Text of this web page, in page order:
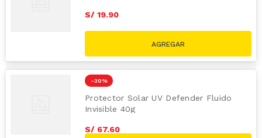
S/ 19.90
-30 %
Protector Solar UV Defender Fluido
Invisible 40g
S/ 67.60